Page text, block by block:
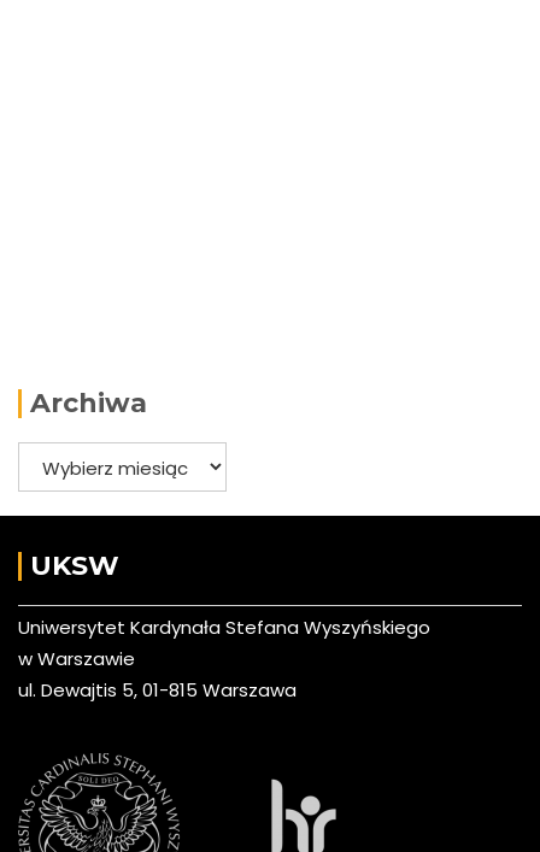
Archiwa
Archiwa
UKSW
Uniwersytet Kardynała Stefana Wyszyńskiego
w Warszawie
ul. Dewajtis 5, 01-815 Warszawa